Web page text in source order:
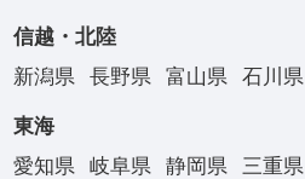
信越・北陸
新潟県
長野県 富山県 石川県
東海
愛知県
岐阜県 静岡県 三重県